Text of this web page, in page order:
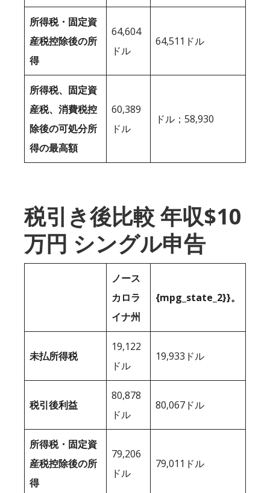
所得税・固定資
産税控除後の所
得
64,604
ドル
64,511ドル
所得税、固定資
産税、消費税控
除後の可処分所
得の最高額
60,389
ドル
ドル；58,930
税引き後比較 年収$10
万円 シングル申告
ノース
カロラ
イナ州
{mpg_state_2}}。
未払所得税
19,122
ドル
19,933ドル
税引後利益
80,878
ドル
80,067ドル
所得税・固定資
産税控除後の所
得
79,206
ドル
79,011ドル